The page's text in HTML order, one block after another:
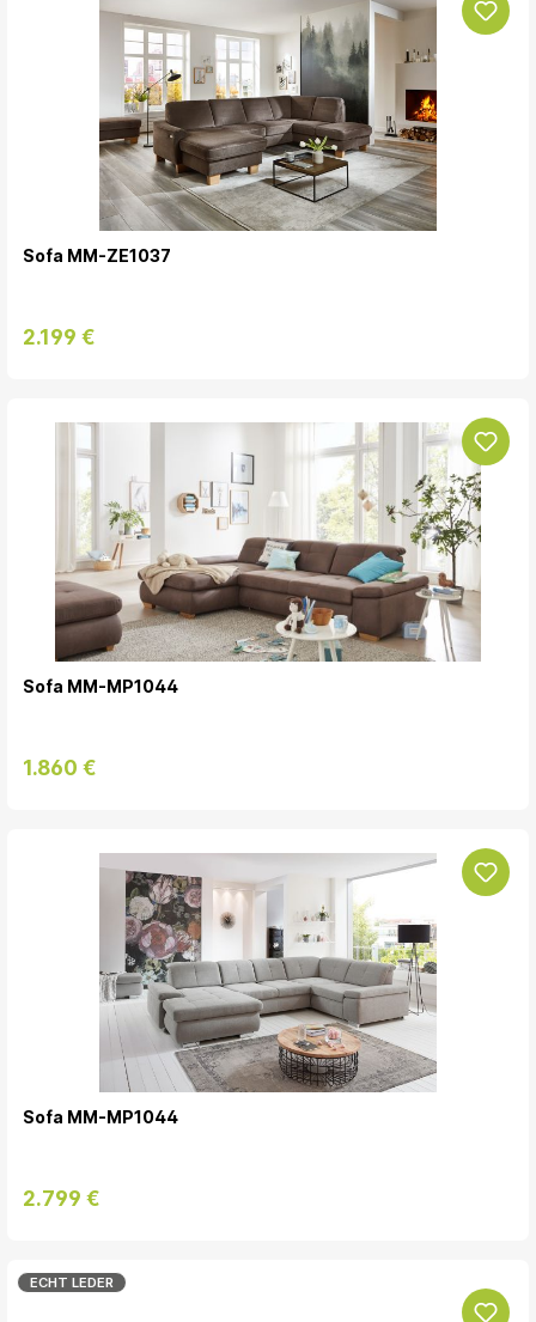
Sofa MM-ZE1037
2.199 €
Sofa MM-MP1044
1.860 €
Sofa MM-MP1044
2.799 €
ECHT LEDER